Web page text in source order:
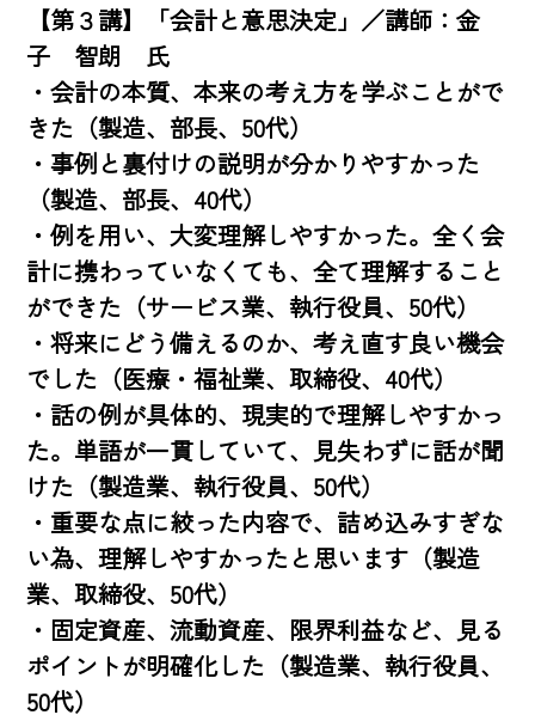
【第３講】「会計と意思決定」／講師：金
子　智朗　氏
・会計の本質、本来の考え方を学ぶことがで
きた（製造、部長、50代）
・事例と裏付けの説明が分かりやすかった
（製造、部長、40代）
・例を用い、大変理解しやすかった。全く会
計に携わっていなくても、全て理解すること
ができた（サービス業、執行役員、50代）
・将来にどう備えるのか、考え直す良い機会
でした（医療・福祉業、取締役、40代）
・話の例が具体的、現実的で理解しやすかっ
た。単語が一貫していて、見失わずに話が聞
けた（製造業、執行役員、50代）
・重要な点に絞った内容で、詰め込みすぎな
い為、理解しやすかったと思います（製造
業、取締役、50代）
・固定資産、流動資産、限界利益など、見る
ポイントが明確化した（製造業、執行役員、
50代）